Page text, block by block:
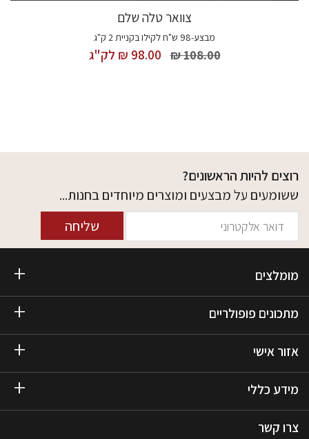
צוואר טלה שלם
מבצע-98 ש"ח לקילו בקניית 2 ק"ג
108.00 ₪
98.00 ₪ לק"ג
רוצים להיות הראשונים?
ששומעים על מבצעים ומוצרים מיוחדים בחנות...
שליחה
מומלצים
מתכונים פופולריים
אזור אישי
מידע כללי
צרו קשר